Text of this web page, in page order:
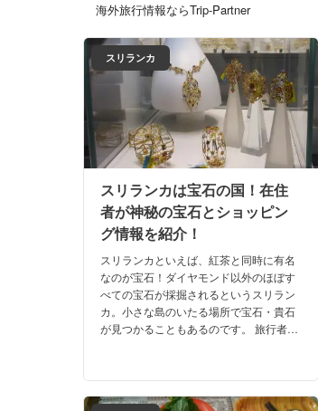
海外旅行情報ならTrip-Partner
スリランカ
スリランカは宝石の国！在住
者が神秘の宝石とショッピン
グ情報を紹介！
スリランカといえば、紅茶と同時に有名
なのが宝石！ダイヤモンド以外のほぼす
べての宝石が採掘されるというスリラン
カ。小さな島のいたる場所で宝石・貴石
が見つかることもあるのです。 旅行者な
介します！